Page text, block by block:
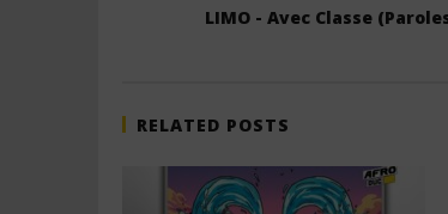
LIMO - Avec Classe
RELATED POSTS